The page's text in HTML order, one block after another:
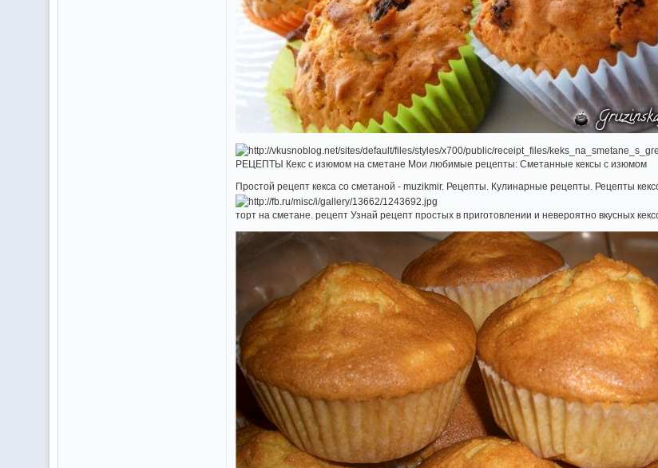
РЕЦЕПТЫ Кекс с изюмом на сметане Мои любимые рецепты: Сметанные кексы с изюмом
Простой рецепт кекса со сметаной - muzikmir. Рецепты. Кулинарные рецепты. Рецепты
торт на сметане. рецепт Узнай рецепт простых в приготовлении и невероятно вкусных